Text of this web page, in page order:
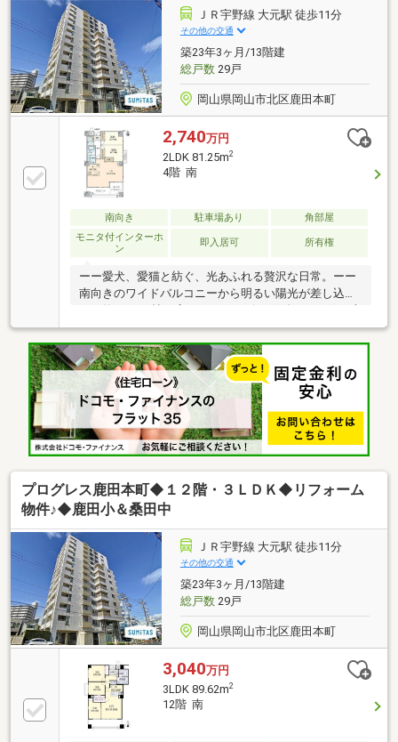
物件を常時オープン公開◎ ⇒ご自分で条件を入力
し、納得いくまで探せます。◆新着・計画中物件な
ど…豊富な物件情報は『関連リンク』へ優良不動産販
売広島市南区皆実町3丁目3-22
ＪＲ宇野線 大元駅 徒歩11分
その他の交通
築23年3ヶ月/13階建
総戸数29戸
岡山県岡山市北区鹿田本町
2,740万円
2LDK 81.25m2
4階 南
南向き 駐車場あり
角部屋
モニタ付インターホ
ン
即入居可 所有権
ーー愛犬、愛猫と紡ぐ、光あふれる贅沢な日常。ーー
南向きのワイドバルコニーから明るい陽光が差し込
有面積８１.２５㎡のゆとりある２ＬＤＫの間取りは、
洋室２部屋がともに７帖以上とプライベート空間もゆ
ったり確保されています 。大切なペットと一緒に暮ら
せるのも嬉しいポイントです 。キッチンや浴室、洗面
台、トイレなどの水回りは新調され、食洗機やカウン
ターキッチンなど日々の快適を支える設備が充実 。鹿
田小学校まで徒歩約６分と近く、大元駅や岡山駅も利
用可能な好立地です 。心地よい開放感に満ちた４階の
プログレス鹿田本町◆１２階・３ＬＤＫ◆リフォーム
物件♪◆鹿田小＆桑田中
ＪＲ宇野線 大元駅 徒歩11分
その他の交通
築23年3ヶ月/13階建
総戸数29戸
岡山県岡山市北区鹿田本町
3,040万円
3LDK 89.62m2
12階 南